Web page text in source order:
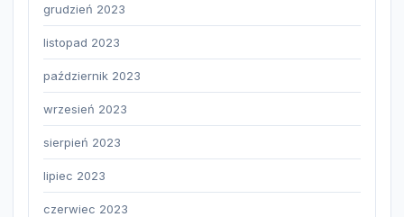
grudzień 2023
listopad 2023
październik 2023
wrzesień 2023
sierpień 2023
lipiec 2023
czerwiec 2023